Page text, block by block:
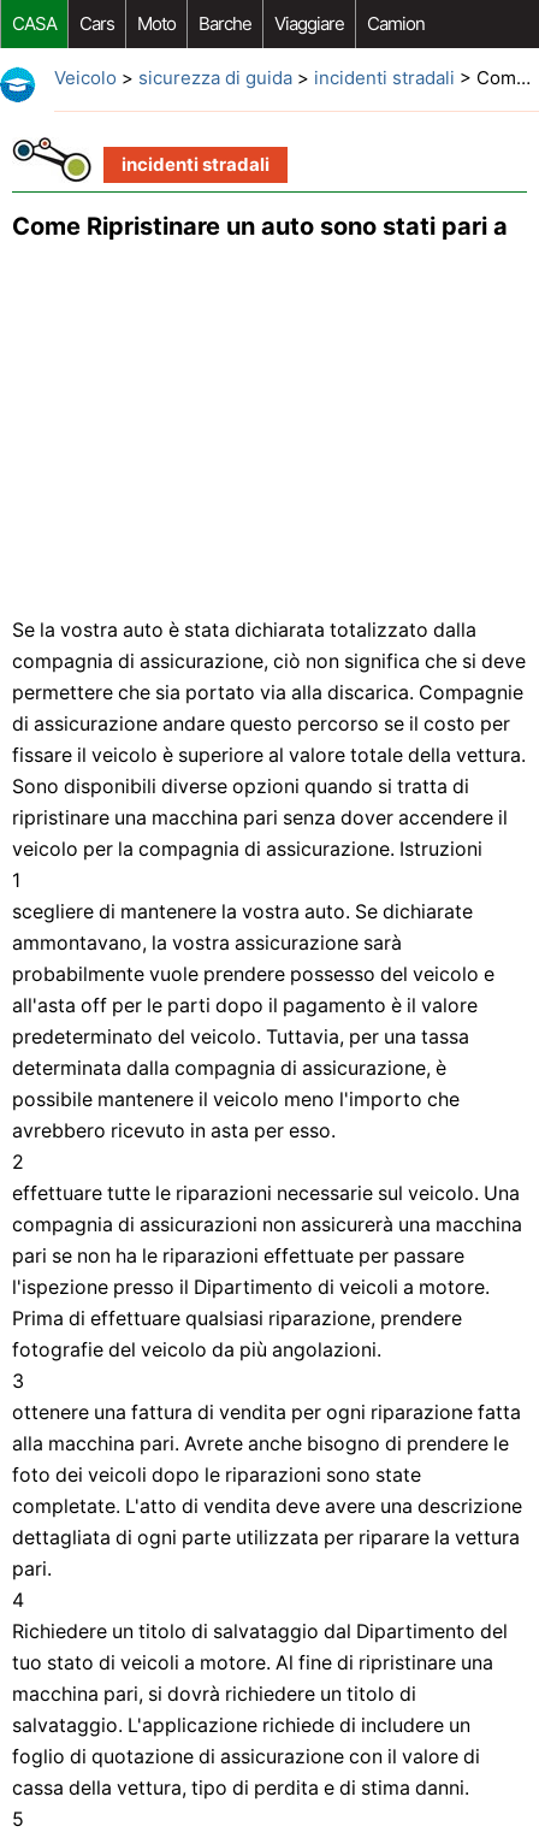
CASA Cars Moto Barche Viaggiare Camion
Riparazione Auto Acquisto Auto Car Opzioni Aftermarket
Veicolo > sicurezza di guida> incidenti stradali > Come Ripristinare un auto sono stati pari a
incidenti stradali
Come Ripristinare un auto sono stati pari a
Se la vostra auto è stata dichiarata totalizzato dalla
compagnia di assicurazione, ciò non significa che si deve
permettere che sia portato via alla discarica. Compagnie
di assicurazione andare questo percorso se il costo per
fissare il veicolo è superiore al valore totale della vettura.
Sono disponibili diverse opzioni quando si tratta di
ripristinare una macchina pari senza dover accendere il
veicolo per la compagnia di assicurazione. Istruzioni
1
scegliere di mantenere la vostra auto. Se dichiarate
ammontavano, la vostra assicurazione sarà
probabilmente vuole prendere possesso del veicolo e
all'asta off per le parti dopo il pagamento è il valore
predeterminato del veicolo. Tuttavia, per una tassa
determinata dalla compagnia di assicurazione, è
possibile mantenere il veicolo meno l'importo che
avrebbero ricevuto in asta per esso.
2
effettuare tutte le riparazioni necessarie sul veicolo. Una
compagnia di assicurazioni non assicurerà una macchina
pari se non ha le riparazioni effettuate per passare
l'ispezione presso il Dipartimento di veicoli a motore.
Prima di effettuare qualsiasi riparazione, prendere
fotografie del veicolo da più angolazioni.
3
ottenere una fattura di vendita per ogni riparazione fatta
alla macchina pari. Avrete anche bisogno di prendere le
foto dei veicoli dopo le riparazioni sono state
completate. L'atto di vendita deve avere una descrizione
dettagliata di ogni parte utilizzata per riparare la vettura
pari.
4
Richiedere un titolo di salvataggio dal Dipartimento del
tuo stato di veicoli a motore. Al fine di ripristinare una
macchina pari, si dovrà richiedere un titolo di
salvataggio. L'applicazione richiede di includere un
foglio di quotazione di assicurazione con il valore di
cassa della vettura, tipo di perdita e di stima danni.
5